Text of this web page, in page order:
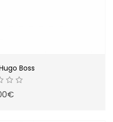
Boss